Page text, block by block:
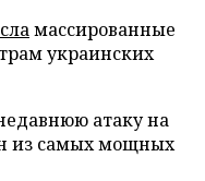
массированные
украинских
атаку на
из самых мощных